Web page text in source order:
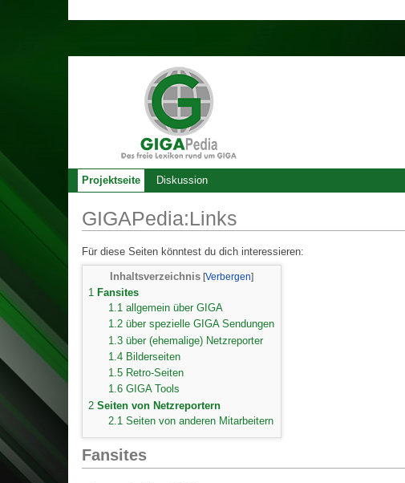
GIGAPedia:Links
Für diese Seiten könntest du dich interessieren:
Inhaltsverzeichnis
1 Fansites
1.1 allgemein über GIGA
1.2 über spezielle GIGA Sendungen
1.3 über (ehemalige) Netzreporter
1.4 Bilderseiten
1.5 Retro-Seiten
1.6 GIGA Tools
2 Seiten von Netzreportern
2.1 Seiten von anderen Mitarbeitern
Fansites
Projektseite Diskussion